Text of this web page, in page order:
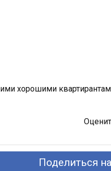
хорошими
Поделиться